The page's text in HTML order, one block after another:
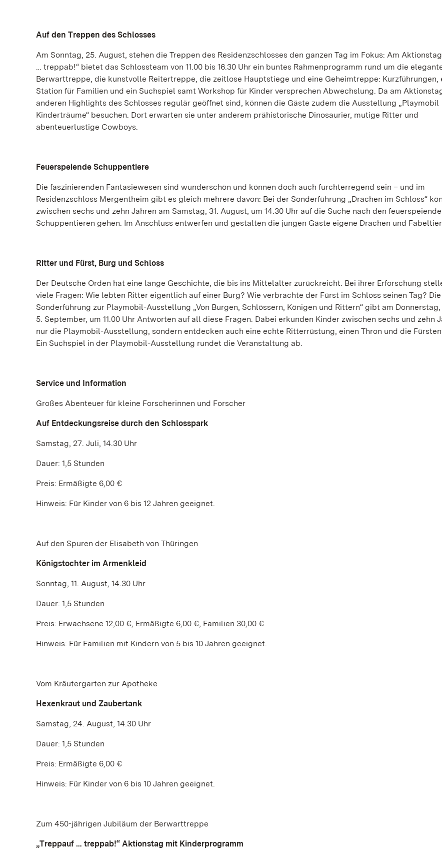
Auf den Treppen des Schlosses
Am Sonntag, 25. August, stehen die Treppen des Residenzschlosses den ganzen Tag im Fokus: Am
… treppab!“ bietet das Schlossteam von 11.00 bis 16.30 Uhr ein buntes Rahmenprogramm rund um die
Berwarttreppe, die kunstvolle Reitertreppe, die zeitlose Hauptstiege und eine Geheimtreppe: Kurzführungen,
Station für Familien und ein Suchspiel samt Workshop für Kinder versprechen Abwechslung. Da am
anderen Highlights des Schlosses regulär geöffnet sind, können die Gäste zudem die Ausstellung „Playmobil
Kinderträume“ besuchen. Dort erwarten sie unter anderem prähistorische Dinosaurier, mutige Ritter und
abenteuerlustige Cowboys.
Feuerspeiende Schuppentiere
Die faszinierenden Fantasiewesen sind wunderschön und können doch auch furchterregend sein – und im
Residenzschloss Mergentheim gibt es gleich mehrere davon: Bei der Sonderführung „Drachen im Schloss“
zwischen sechs und zehn Jahren am Samstag, 31. August, um 14.30 Uhr auf die Suche nach den
Schuppentieren gehen. Im Anschluss entwerfen und gestalten die jungen Gäste eigene Drachen und
Ritter und Fürst, Burg und Schloss
Der Deutsche Orden hat eine lange Geschichte, die bis ins Mittelalter zurückreicht. Bei ihrer Erforschung
viele Fragen: Wie lebten Ritter eigentlich auf einer Burg? Wie verbrachte der Fürst im Schloss seinen Tag? Die
Sonderführung zur Playmobil-Ausstellung „Von Burgen, Schlössern, Königen und Rittern“ gibt am Donnerstag,
5. September, um 11.00 Uhr Antworten auf all diese Fragen. Dabei erkunden Kinder zwischen sechs und zehn
nur die Playmobil-Ausstellung, sondern entdecken auch eine echte Ritterrüstung, einen Thron und die
Ein Suchspiel in der Playmobil-Ausstellung rundet die Veranstaltung ab.
Service und Information
Großes Abenteuer für kleine Forscherinnen und Forscher
Auf Entdeckungsreise durch den Schlosspark
Samstag, 27. Juli, 14.30 Uhr
Dauer: 1,5 Stunden
Preis: Ermäßigte 6,00 €
Hinweis: Für Kinder von 6 bis 12 Jahren geeignet.
Auf den Spuren der Elisabeth von Thüringen
Königstochter im Armenkleid
Sonntag, 11. August, 14.30 Uhr
Dauer: 1,5 Stunden
Preis: Erwachsene 12,00 €, Ermäßigte 6,00 €, Familien 30,00 €
Hinweis: Für Familien mit Kindern von 5 bis 10 Jahren geeignet.
Vom Kräutergarten zur Apotheke
Hexenkraut und Zaubertank
Samstag, 24. August, 14.30 Uhr
Dauer: 1,5 Stunden
Preis: Ermäßigte 6,00 €
Hinweis: Für Kinder von 6 bis 10 Jahren geeignet.
Zum 450-jährigen Jubiläum der Berwarttreppe
„Treppauf … treppab!“ Aktionstag mit Kinderprogramm